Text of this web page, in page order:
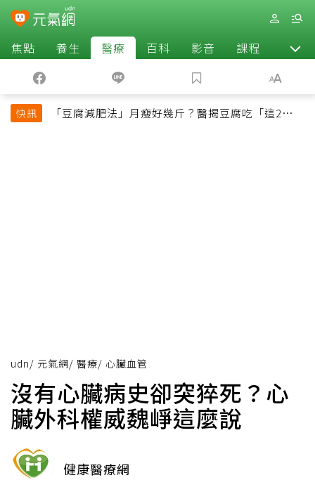
焦點 養生 醫療 百科 影音 課程 退休
快訊
「豆腐減肥法」月瘦好幾斤？醫揭豆腐吃「這2種最
udn/ 元氣網/ 醫療/ 心臟血管
沒有心臟病史卻突猝死？心
臟外科權威魏崢這麼說
健康醫療網